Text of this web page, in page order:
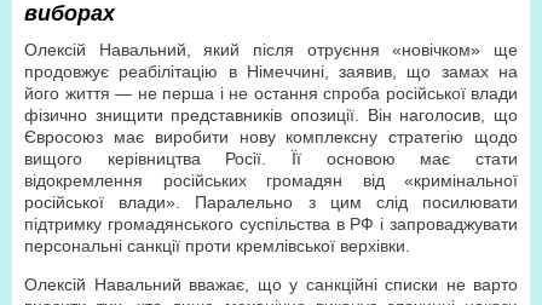
виборах
Олексій Навальний, який після отруєння «новічком» ще
продовжує реабілітацію в Німеччині, заявив, що замах на
його життя — не перша і не остання спроба російської влади
фізично знищити представників опозиції. Він наголосив, що
Євросоюз має виробити нову комплексну стратегію щодо
вищого керівництва Росії. Її основою має стати
відокремлення російських громадян від «кримінальної
російської влади». Паралельно з цим слід посилювати
підтримку громадянського суспільства в РФ і запроваджувати
персональні санкції проти кремлівської верхівки.
Олексій Навальний вважає, що у санкційні списки не варто